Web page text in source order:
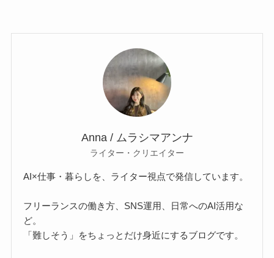
Anna / ムラシマアンナ
ライター・クリエイター
AI×仕事・暮らしを、ライター視点で発信しています。
フリーランスの働き方、SNS運用、日常へのAI活用な
ど。
「難しそう」をちょっとだけ身近にするブログです。